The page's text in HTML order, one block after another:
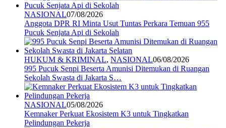
NASIONAL07/08/2026
Anggota DPR RI Minta Usut Tuntas Perkara Temuan 955
Pucuk Senjata Api di Sekolah
HUKUM & KRIMINAL, NASIONAL06/08/2026
995 Pucuk Senpi Beserta Amunisi Ditemukan di Ruangan
Sekolah Swasta di Jakarta S…
NASIONAL05/08/2026
Kemnaker Perkuat Ekosistem K3 untuk Tingkatkan
Pelindungan Pekerja